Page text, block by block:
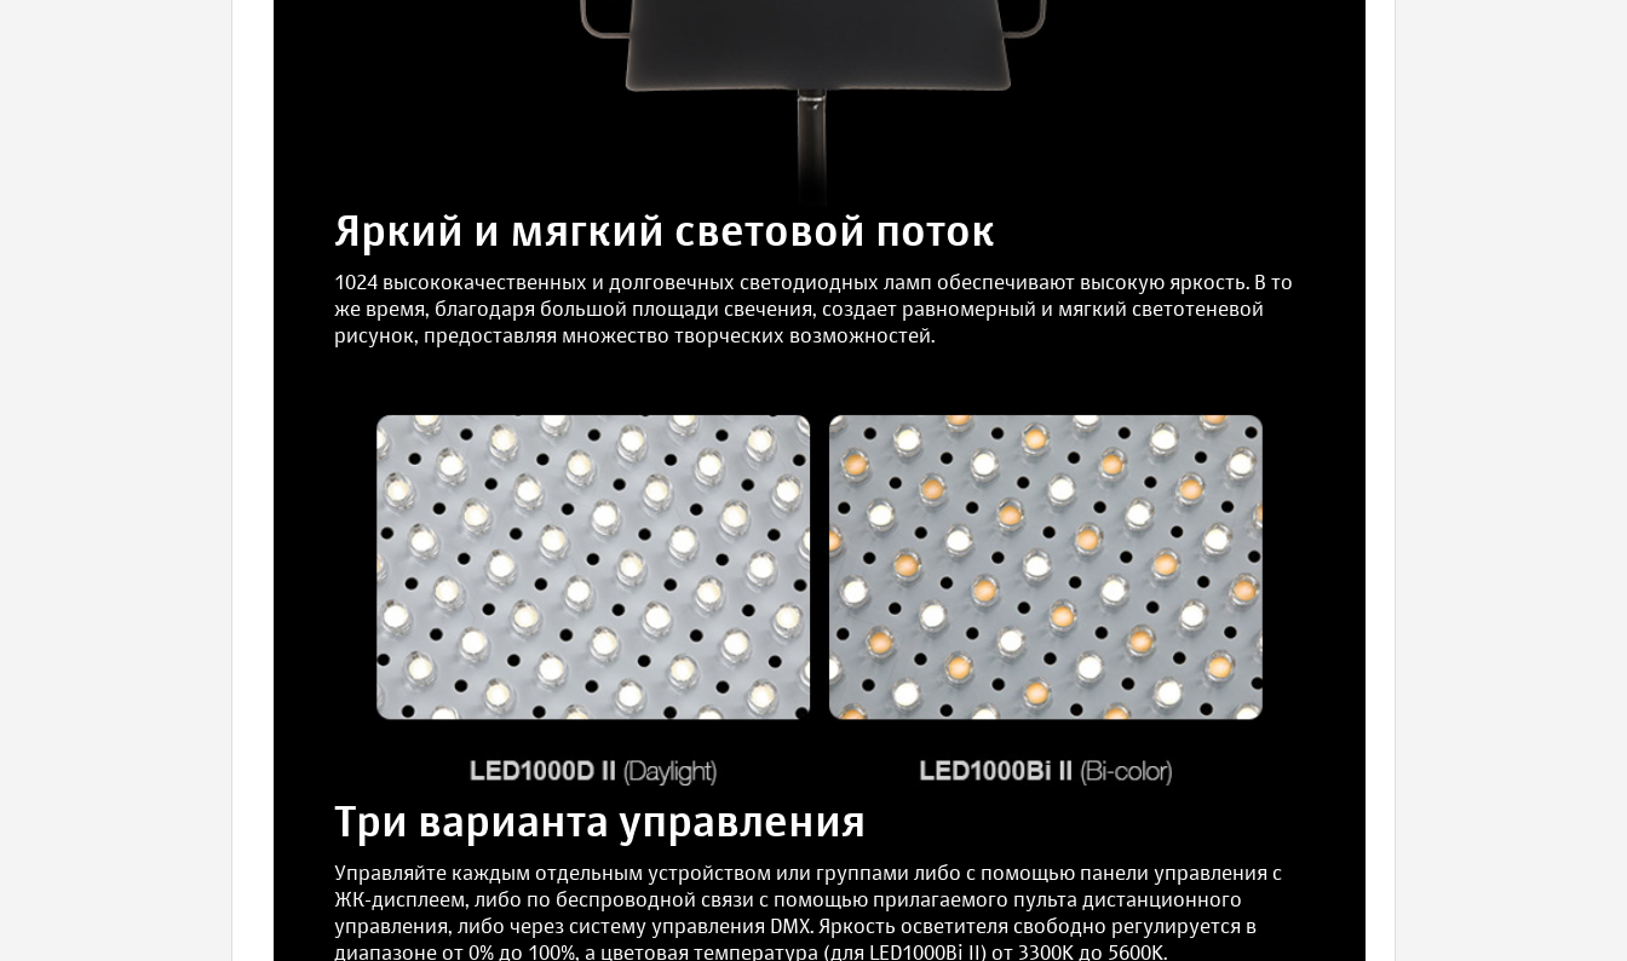
Яркий и мягкий световой поток
1024 высококачественных и долговечных светодиодных ламп обеспечивают высокую яркость. В то
же время, благодаря большой площади свечения, создает равномерный и мягкий светотеневой
рисунок, предоставляя множество творческих возможностей.
Три варианта управления
Управляйте каждым отдельным устройством или группами либо с помощью панели управления с
ЖК-дисплеем, либо по беспроводной связи с помощью прилагаемого пульта дистанционного
управления, либо через систему управления DMX. Яркость осветителя свободно регулируется в
диапазоне от 0% до 100%, а цветовая температура (для LED1000Bi II) от 3300K до 5600K.